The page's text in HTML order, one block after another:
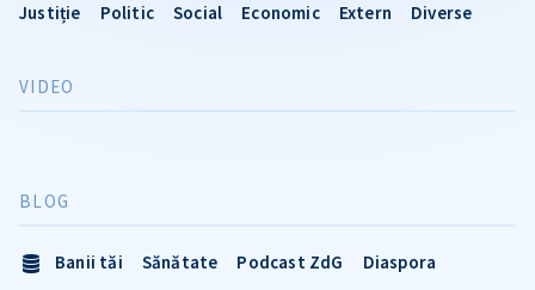
Justiție Politic Social Economic Extern Diverse
VIDEO
BLOG
Banii tăi Sănătate Podcast ZdG
Diaspora